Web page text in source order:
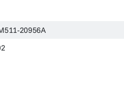
20956A